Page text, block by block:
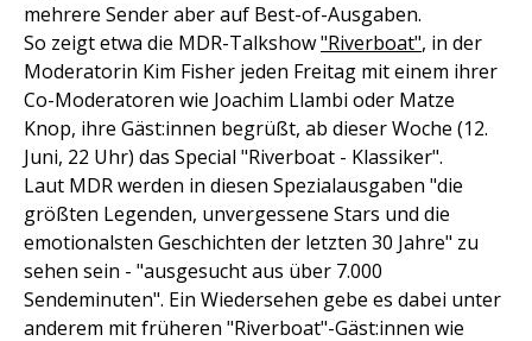
mehrere Sender aber auf Best-of-Ausgaben.
So zeigt etwa die MDR-Talkshow"Riverboat", in der
Moderatorin Kim Fisher jeden Freitag mit einem ihrer
Co-Moderatoren wie Joachim Llambi oder Matze
Knop, ihre Gäst:innen begrüßt, ab dieser Woche (12.
Juni, 22 Uhr) das Special "Riverboat - Klassiker".
Laut MDR werden in diesen Spezialausgaben "die
größten Legenden, unvergessene Stars und die
emotionalsten Geschichten der letzten 30 Jahre" zu
sehen sein - "ausgesucht aus über 7.000
Sendeminuten". Ein Wiedersehen gebe es dabei unter
anderem mit früheren "Riverboat"-Gäst:innen wie